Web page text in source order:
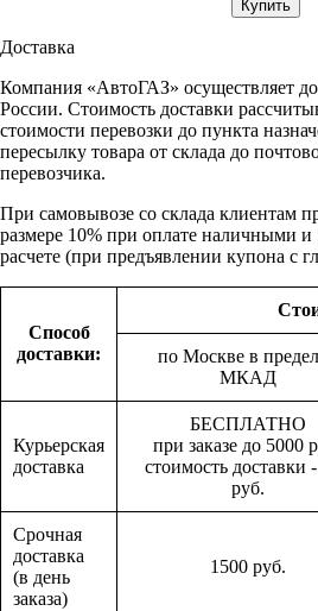
Доставка
Компания «АвтоГАЗ» осуществляет
России. Стоимость доставки
стоимости перевозки до пункта
пересылку товара от склада до
перевозчика.
При самовывозе со склада клиентам
размере 10% при оплате наличными
расчете (при предъявлении купона с
Способ
доставки:
по Москве в
МКАД
Курьерская
доставка
БЕСПЛАТНО
при заказе до 5000
стоимость доставки
руб.
Срочная
доставка
(в день
заказа)
1500 руб.